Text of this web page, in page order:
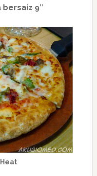
bersaiz 9″
Heat